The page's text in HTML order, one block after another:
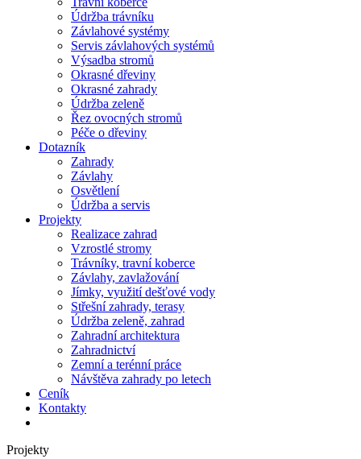
Údržba trávníku
Závlahové systémy
Servis závlahových systémů
Výsadba stromů
Okrasné dřeviny
Okrasné zahrady
Údržba zeleně
Řez ovocných stromů
Péče o dřeviny
Dotazník
Zahrady
Závlahy
Osvětlení
Údržba a servis
Projekty
Realizace zahrad
Vzrostlé stromy
Trávníky, travní koberce
Závlahy, zavlažování
Jímky, využití dešťové vody
Střešní zahrady, terasy
Údržba zeleně, zahrad
Zahradní architektura
Zahradnictví
Zemní a terénní práce
Návštěva zahrady po letech
Ceník
Kontakty
Projekty